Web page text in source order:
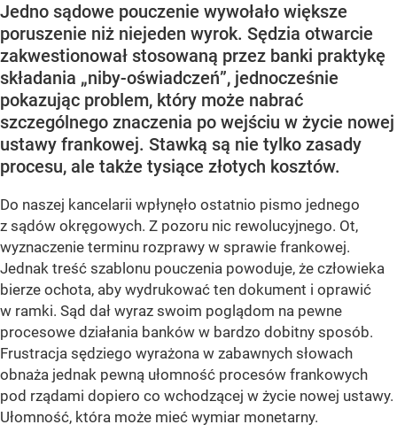
Jedno sądowe pouczenie wywołało większe
poruszenie niż niejeden wyrok. Sędzia otwarcie
zakwestionował stosowaną przez banki praktykę
składania „niby-oświadczeń”, jednocześnie
pokazując problem, który może nabrać
szczególnego znaczenia po wejściu w życie nowej
ustawy frankowej. Stawką są nie tylko zasady
procesu, ale także tysiące złotych kosztów.
Do naszej kancelarii wpłynęło ostatnio pismo jednego
z sądów okręgowych. Z pozoru nic rewolucyjnego. Ot,
wyznaczenie terminu rozprawy w sprawie frankowej.
Jednak treść szablonu pouczenia powoduje, że człowieka
bierze ochota, aby wydrukować ten dokument i oprawić
w ramki. Sąd dał wyraz swoim poglądom na pewne
procesowe działania banków w bardzo dobitny sposób.
Frustracja sędziego wyrażona w zabawnych słowach
obnaża jednak pewną ułomność procesów frankowych
pod rządami dopiero co wchodzącej w życie nowej ustawy.
Ułomność, która może mieć wymiar monetarny.